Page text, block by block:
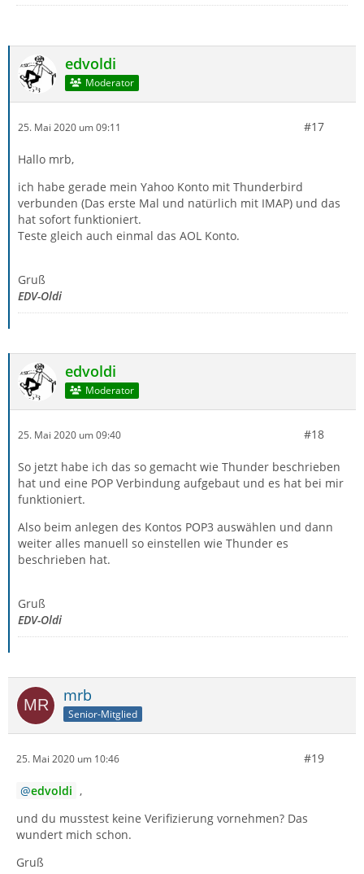
edvoldi
Moderator
25. Mai 2020 um 09:11 #17
Hallo mrb,
ich habe gerade mein Yahoo Konto mit Thunderbird
verbunden (Das erste Mal und natürlich mit IMAP) und das
hat sofort funktioniert.
Teste gleich auch einmal das AOL Konto.
Gruß
EDV-Oldi
edvoldi
Moderator
25. Mai 2020 um 09:40 #18
So jetzt habe ich das so gemacht wie Thunder beschrieben
hat und eine POP Verbindung aufgebaut und es hat bei mir
funktioniert.
Also beim anlegen des Kontos POP3 auswählen und dann
weiter alles manuell so einstellen wie Thunder es
beschrieben hat.
Gruß
EDV-Oldi
mrb
Senior-Mitglied
25. Mai 2020 um 10:46 #19
edvoldi ,
und du musstest keine Verifizierung vornehmen? Das
wundert mich schon.
Gruß